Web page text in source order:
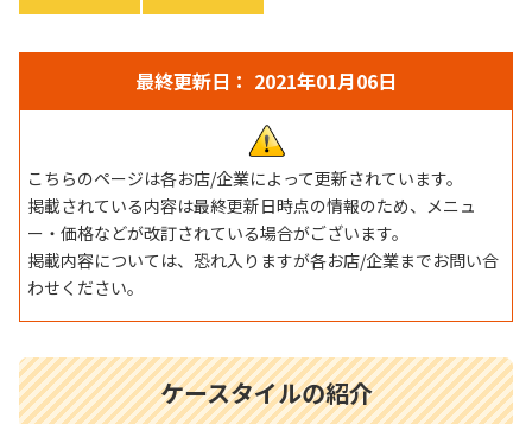
最終更新日： 2021年01月06日
こちらのページは各お店/企業によって更新されています。
掲載されている内容は最終更新日時点の情報のため、メニュ
ー・価格などが改訂されている場合がございます。
掲載内容については、恐れ入りますが各お店/企業までお問い合
わせください。
ケースタイルの紹介